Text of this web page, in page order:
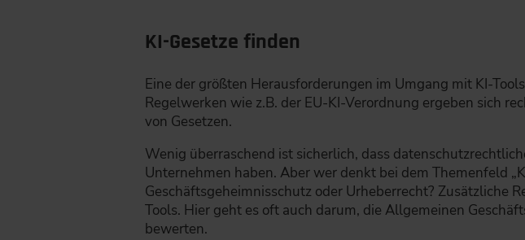
KI-Gesetze finden
Eine der größten Herausforderungen im Umgang mit KI-
Regelwerken wie z.B. der EU-KI-Verordnung ergeben sich
von Gesetzen.
Wenig überraschend ist sicherlich, dass
Unternehmen haben. Aber wer denkt bei dem Themenfeld
Geschäftsgeheimnisschutz oder Urheberrecht? Zusätzliche
Tools. Hier geht es oft auch darum, die Allgemeinen
bewerten.